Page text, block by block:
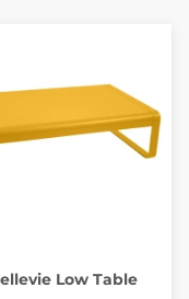
Low Table